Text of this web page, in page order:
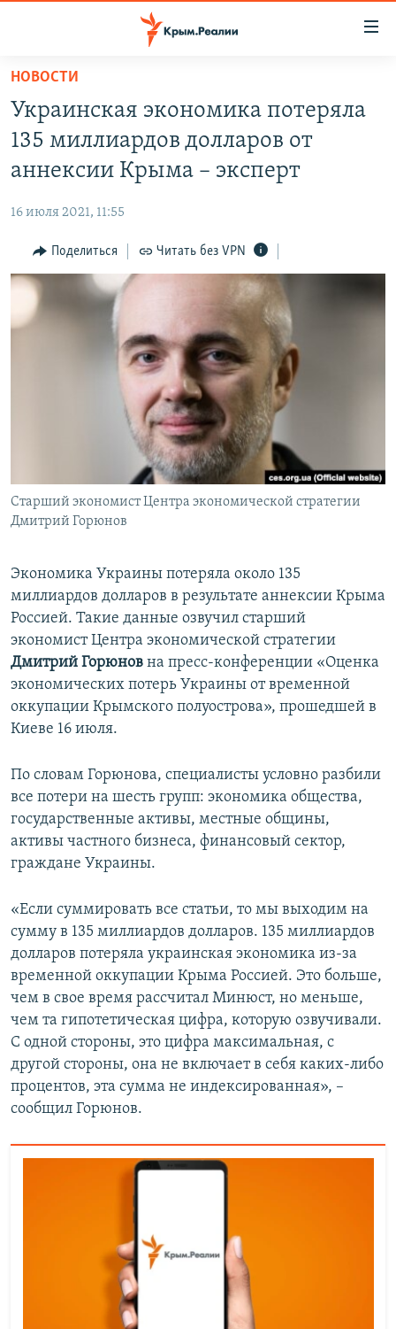
Вернуться
основному
содержанию
главной
Вернутся
поиску
СПЕЦПРОЕКТЫ
11 ЛЕТ ОККУПАЦИИ КРЫМА. 11 ИСТОРИЙ СОПРОТИВЛЕНИЯ
ЕЩЕ
ИНТЕРАКТИВ
ИНФОГРАФИКА
ТЕЛЕПРОЕКТ КРЫМ.РЕАЛИИ
СОВЕТЫ ПРАВОЗАЩИТНИКОВ
ПОБЕДИТЕЛЕЙ НЕ СУДЯТ?
КРЫМ.НЕПОКОРЕННЫЙ
УКРАИНСКАЯ ПРОБЛЕМА КРЫМА
РАДІО СВОБОДА
КАК ОБОЙТИ БЛОКИРОВКУ
Українською
ПРИСОЕДИНЯЙТЕСЬ!
Все сайты RFE/RL
НОВОСТИ
Украинская экономика потеряла
135 миллиардов долларов от
аннексии Крыма – эксперт
16 июля 2021, 11:55
Поделиться Читать без VPN
Старший экономист Центра экономической стратегии
Дмитрий Горюнов
Экономика Украины потеряла около 135
миллиардов долларов в результате аннексии Крыма
Россией. Такие данные озвучил старший
экономист Центра экономической стратегии
Дмитрий Горюнов на пресс-конференции «Оценка
экономических потерь Украины от временной
оккупации Крымского полуострова», прошедшей в
Киеве 16 июля.
По словам Горюнова, специалисты условно разбили
все потери на шесть групп: экономика общества,
государственные активы, местные общины,
активы частного бизнеса, финансовый сектор,
граждане Украины.
«Если суммировать все статьи, то мы выходим на
сумму в 135 миллиардов долларов. 135 миллиардов
долларов потеряла украинская экономика из-за
временной оккупации Крыма Россией. Это больше,
чем в свое время рассчитал Минюст, но меньше,
чем та гипотетическая цифра, которую озвучивали.
С одной стороны, это цифра максимальная, с
другой стороны, она не включает в себя каких-либо
процентов, эта сумма не индексированная», –
сообщил Горюнов.